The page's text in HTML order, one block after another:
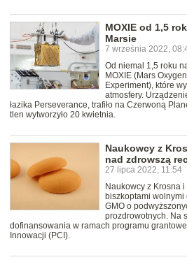
MOXIE od 1,5
Marsie
7 września 2022,
Od niemal 1,5 roku
MOXIE (Mars
Experiment), które
atmosfery.
łazika Perseverance, trafiło na Czerwoną
tlen wytworzyło 20 kwietnia.
Naukowcy z
nad zdrowszą
27 lipca 2022, 11:54
Naukowcy z Krosna
biszkoptami wolnymi
GMO o
prozdrowotnych. Na
dofinansowania w ramach programu
Innowacji (PCI).